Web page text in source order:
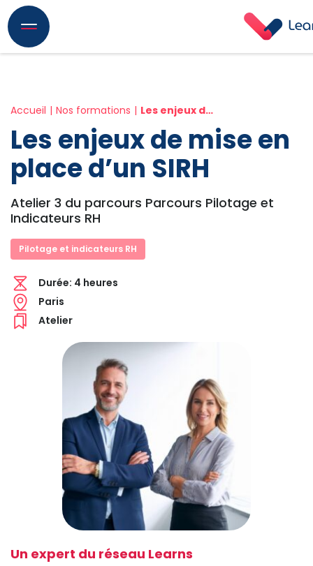
Accueil Nos formations Les enjeux de mise en place d’un SIRH
Les enjeux de mise en
place d’un SIRH
Atelier 3 du parcours Parcours Pilotage et
Indicateurs RH
Pilotage et indicateurs RH
Durée: 4 heures
Paris
Atelier
Un expert du réseau Learns